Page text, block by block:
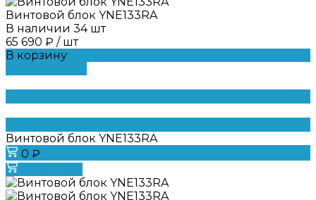
Винтовой блок YNE133RA
В наличии 34 шт
65 690 ₽ / шт
В корзину
Винтовой блок YNE133RA
0 ₽